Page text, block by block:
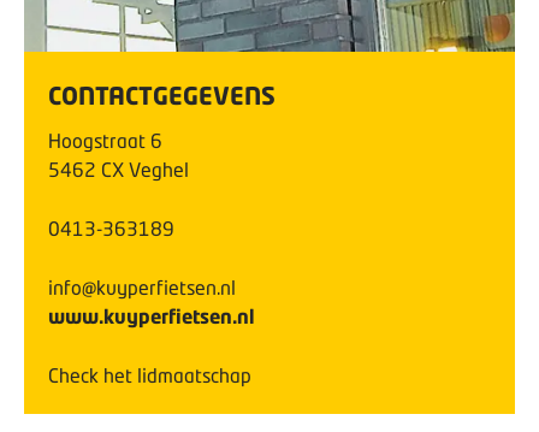
CONTACTGEGEVENS
Hoogstraat 6
5462 CX Veghel
0413-363189
info@kuyperfietsen.nl
www.kuyperfietsen.nl
Check het lidmaatschap